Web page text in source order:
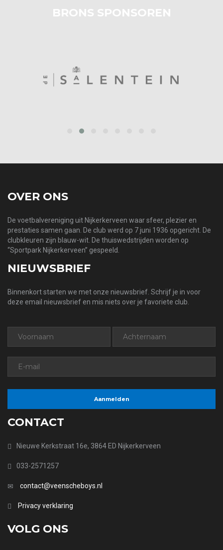
BRONS SPONSOREN
OVER ONS
De voetbalvereniging uit Nijkerkerveen waar sfeer, plezier en
prestaties samen gaan. De club werd op 7 juni 1936 opgericht. De
clubkleuren zijn blauw-wit. De thuiswedstrijden worden op
“Sportpark Nijkerkerveen” gespeeld.
NIEUWSBRIEF
Binnenkort starten we met onze nieuwsbrief. Schrijf je in voor
deze email nieuwsbrief en mis niets over je favoriete club.
CONTACT
Nieuwe Kerkstraat 16e, 3864 ED Nijkerkerveen
033-2571257
contact@veenscheboys.nl
Privacy verklaring
VOLG ONS